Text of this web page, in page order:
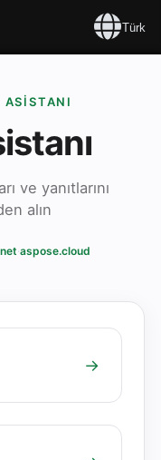
Türk
ASISTANI
ve yanıtlarını
alın
·aspose.cloud
→